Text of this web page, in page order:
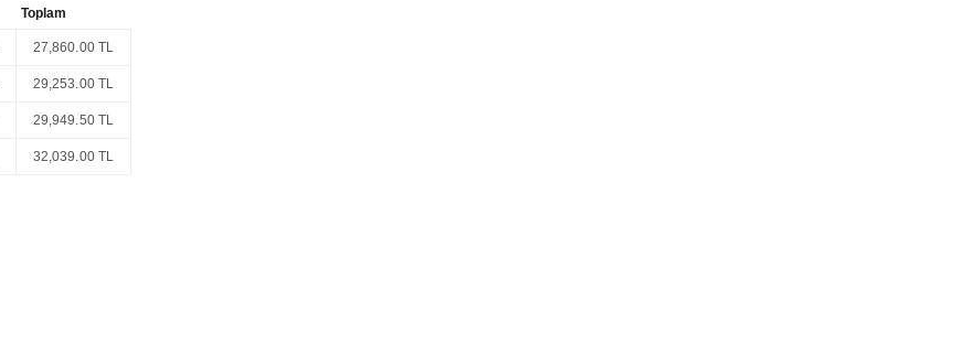
Toplam
27,860.00 TL
29,253.00 TL
29,949.50 TL
32,039.00 TL